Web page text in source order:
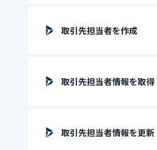
取引先担当者を作成
取引先担当者情報を取得
取引先担当者情報を更新